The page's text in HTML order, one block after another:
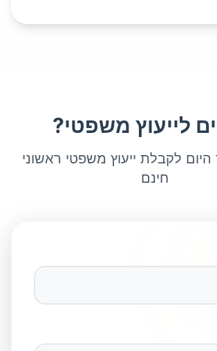
לייעוץ משפטי?
לקבלת ייעוץ משפטי ראשוני
חינם